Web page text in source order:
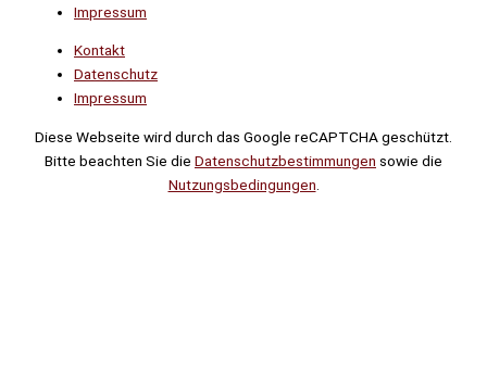
Impressum
Kontakt
Datenschutz
Impressum
Diese Webseite wird durch das Google reCAPTCHA geschützt.
Bitte beachten Sie die Datenschutzbestimmungen sowie die
Nutzungsbedingungen